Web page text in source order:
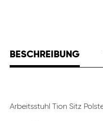
BESCHREIBUNG
Arbeitsstuhl Tion Sitz